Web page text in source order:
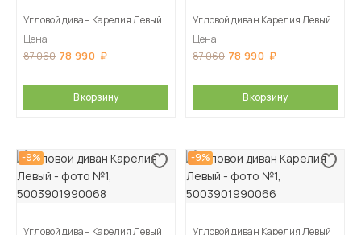
Угловой диван Карелия Левый
Цена
87 060 78 990
В корзину
Угловой диван Карелия Левый
Цена
87 060 78 990
В корзину
-9%
Угловой диван Карелия Левый
-9%
Угловой диван Карелия Левый